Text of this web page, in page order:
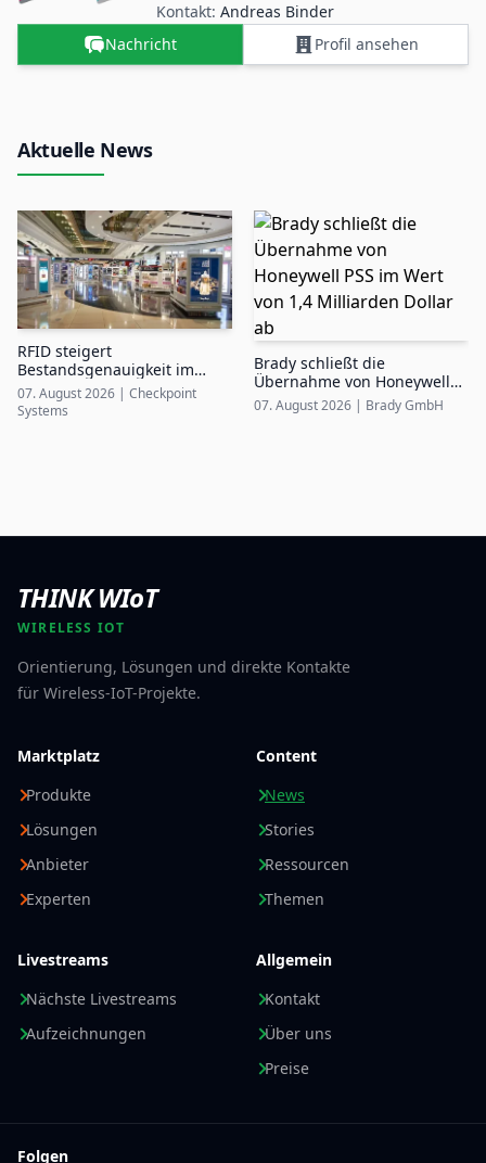
Kontakt: Andreas Binder
Nachricht
Profil ansehen
Aktuelle News
RFID steigert
Bestandsgenauigkeit im
Airport Duty-Free auf bis zu
99%
07. August 2026 | Checkpoint
Systems
Brady schließt die
Übernahme von Honeywell
PSS im Wert von 1,4
Milliarden Dollar ab
07. August 2026 | Brady GmbH
THINK WIoT
WIRELESS IOT
Orientierung, Lösungen und direkte Kontakte
für Wireless-IoT-Projekte.
Marktplatz
Produkte
Lösungen
Anbieter
Experten
Content
News
Stories
Ressourcen
Themen
Livestreams
Nächste Livestreams
Aufzeichnungen
Allgemein
Kontakt
Über uns
Preise
Folgen